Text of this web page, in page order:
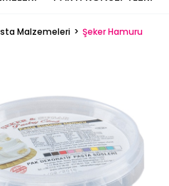
Malzemeleri Şeker Hamuru